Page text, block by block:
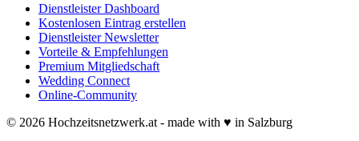
Dienstleister Dashboard
Kostenlosen Eintrag erstellen
Dienstleister Newsletter
Vorteile & Empfehlungen
Premium Mitgliedschaft
Wedding Connect
Online-Community
© 2026 Hochzeitsnetzwerk.at - made with ♥ in Salzburg